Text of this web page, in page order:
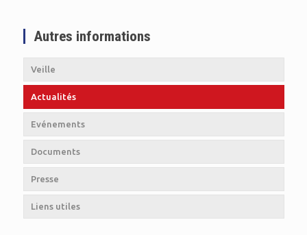
Autres informations
Veille
Actualités
Evénements
Documents
Presse
Liens utiles